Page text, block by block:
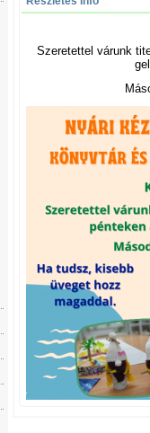
Szeretettel várunk